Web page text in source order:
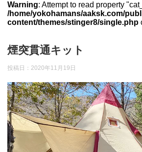
Warning: Attempt to read property
/home/yokohamans/aaksk.com/
content/themes/stinger8/single.php
煙突貫通キット
投稿日： 2020年11月19日